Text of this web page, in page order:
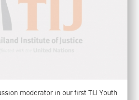
moderator in our first TIJ Youth